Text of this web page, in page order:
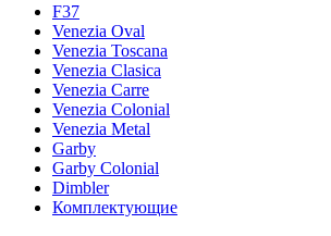
F37
Venezia Oval
Venezia Toscana
Venezia Clasica
Venezia Carre
Venezia Colonial
Venezia Metal
Garby
Garby Colonial
Dimbler
Комплектующие